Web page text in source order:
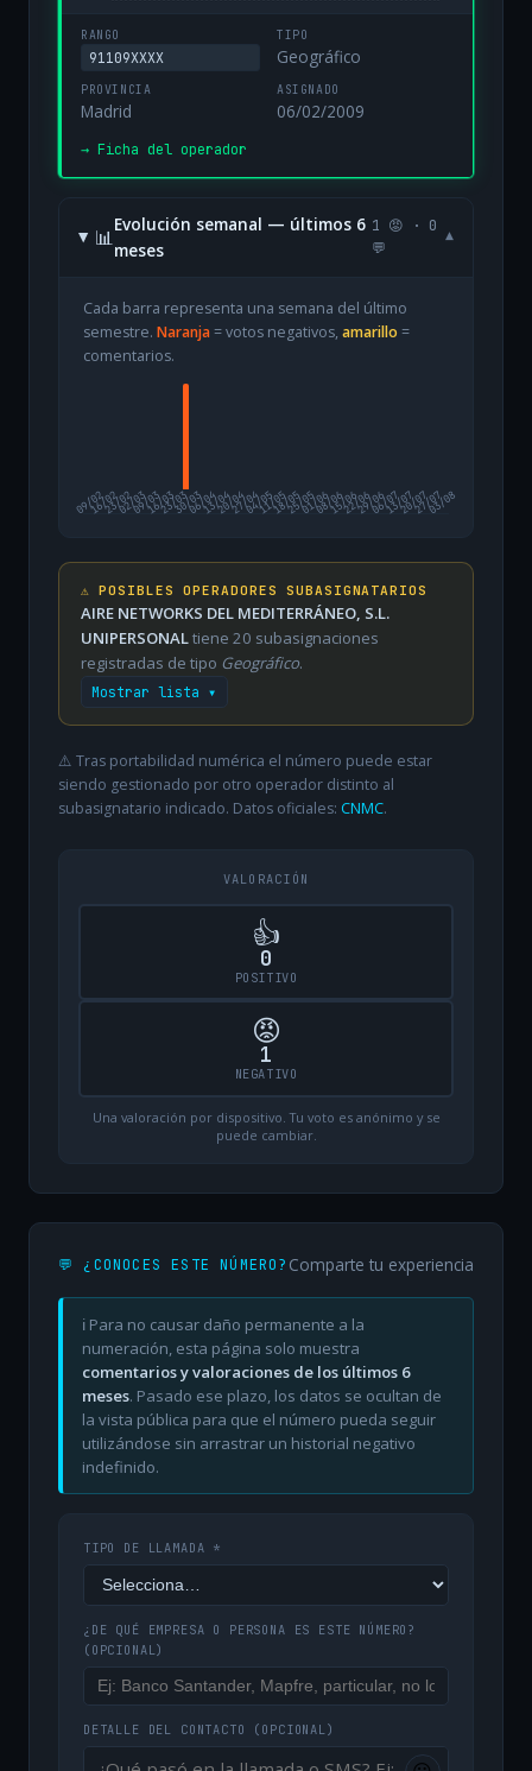
RANGO
91109XXXX
TIPO
Geográfico
PROVINCIA
Madrid
ASIGNADO
06/02/2009
→ Ficha del operador
📊
Evolución semanal — últimos 6
meses
1 😡 · 0
💬
▾
Cada barra representa una semana del último
semestre. Naranja= votos negativos, amarillo =
comentarios.
09/02
16/0223/0202/0309/0316/0323/0330/0306/0413/0420/0427/0404/0511/0518/0525/0501/0608/0615/0622/0629/0606/0713/0720/0727/07
03/08
⚠️ POSIBLES OPERADORES SUBASIGNATARIOS
AIRE NETWORKS DEL MEDITERRÁNEO, S.L.
UNIPERSONALtiene 20 subasignaciones
registradas de tipo Geográfico.
Mostrar lista ▾
⚠️ Tras portabilidad numérica el número puede estar
siendo gestionado por otro operador distinto al
subasignatario indicado. Datos oficiales: CNMC.
VALORACIÓN
👍
0
POSITIVO
😡
1
NEGATIVO
Una valoración por dispositivo. Tu voto es anónimo y se
puede cambiar.
💬 ¿CONOCES ESTE NÚMERO? Comparte tu experiencia
ℹ️ Para no causar daño permanente a la
numeración, esta página solo muestra
comentarios y valoraciones de los últimos 6
meses. Pasado ese plazo, los datos se ocultan de
la vista pública para que el número pueda seguir
utilizándose sin arrastrar un historial negativo
indefinido.
TIPO DE LLAMADA *
¿DE QUÉ EMPRESA O PERSONA ES ESTE NÚMERO?
(OPCIONAL)
DETALLE DEL CONTACTO (OPCIONAL)